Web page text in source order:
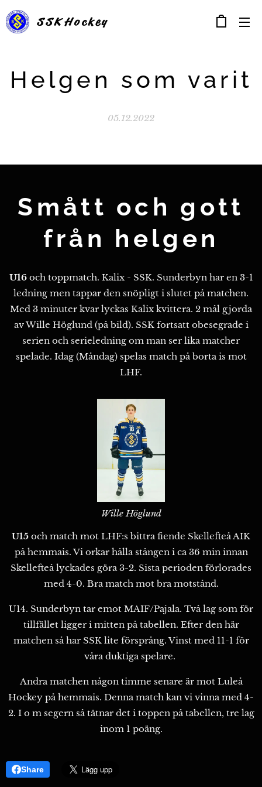
SSKHockey
Helgen som varit
05.12.2022
Smått och gott
från helgen
U16och toppmatch. Kalix - SSK. Sunderbyn har en 3-1
ledning men tappar den snöpligt i slutet på matchen.
Med 3 minuter kvar lyckas Kalix kvittera. 2 mål gjorda
av Wille Höglund (på bild). SSK fortsatt obesegrade i
serien och serieledning om man ser lika matcher
spelade. Idag (Måndag) spelas match på borta is mot
LHF.
Wille Höglund
U15 och match mot LHF:s bittra fiende Skellefteå AIK
på hemmais. Vi orkar hålla stången i ca 36 min innan
Skellefteå lyckades göra 3-2. Sista perioden förlorades
med 4-0. Bra match mot bra motstånd.
U14. Sunderbyn tar emot MAIF/Pajala. Två lag som för
tillfället ligger i mitten på tabellen. Efter den här
matchen så har SSK lite försprång. Vinst med 11-1 för
våra duktiga spelare.
Andra matchen någon timme senare är mot Luleå
Hockey på hemmais. Denna match kan vi vinna med 4-
2. I o m segern så tätnar det i toppen på tabellen, tre lag
inom 1 poäng.
Share